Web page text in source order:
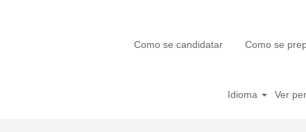
Como se candidatar Como se
Idioma Ver